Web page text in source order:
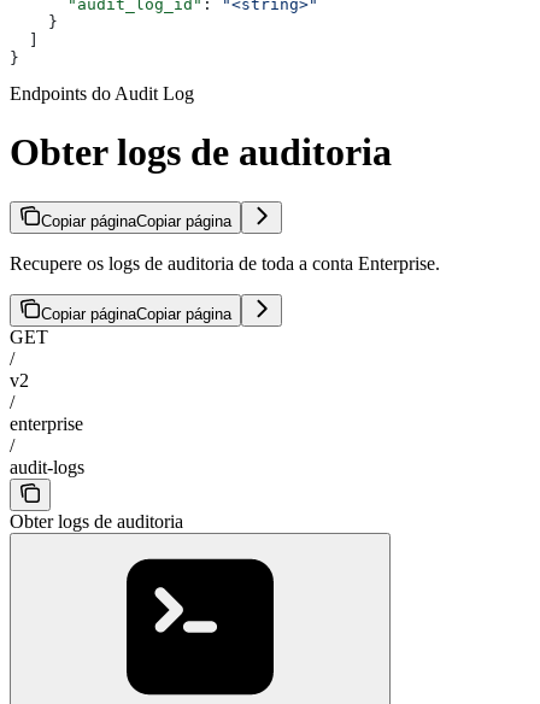
      "audit_log_id"
:
"<string>"
    }
}
Endpoints do Audit Log
Obter logs de auditoria
Copiar páginaCopiar página
Recupere os logs de auditoria de toda a conta Enterprise.
Copiar páginaCopiar página
GET
/
v2
/
enterprise
/
audit-logs
Obter logs de auditoria